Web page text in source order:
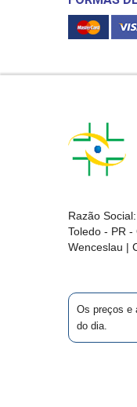
Razão
Toledo - PR
Wenceslau |
Os preços e
do dia.